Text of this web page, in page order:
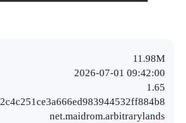
11.98M
2026-07-01 09:42:00
1.65
2c4c251ce3a666ed983944532ff884b8
net.maidrom.arbitrarylands